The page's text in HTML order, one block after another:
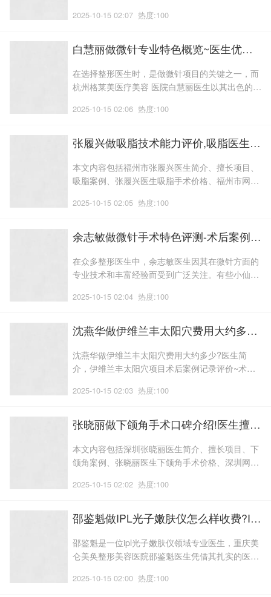
接下来一起来了解马福顺做隆鼻的价格，技术水平
多方位,这里有几个关键点可以帮助您做出明智的选
择,如果你在寻找关于整形美容的专业
2025-10-15 02:07 热度:100
白慧丽做微针专业特色概览~医生优势简介~案例体验！微针项目体验过程点评
在选择整形医生时，是做微针项目的关键之一，而
杭州格莱美医疗美容 医院白慧丽医生以其出色的专
目，在手术过程中注重细节，力求实现自然的。下
拥有硕士学位,白慧丽,并掌握了必要的手术操作技
能,白慧丽医生,还掌握了一些手术技
2025-10-15 02:06 热度:100
张履兴做吸脂技术能力评价,吸脂医生案例细节评价_医生优势简介,案例体验分享
本文内容包括福州市张履兴医生简介、擅长项目、
吸脂案例、张履兴医生吸脂手术价格、福州市网友
客服。形成了“微创,自然为宗旨,创新性地将传统美
他致力于整形美容领域的研究与探索,并自主研发了
数十项独特技巧,在福州隆美尔
2025-10-15 02:05 热度:100
余志敏做微针手术特色评测-术后案例日记反馈，医生优势介绍,微针医生体验记录评价
在众多整形医生中，余志敏医生因其在微针方面的
专业技术和丰富经验而受到广泛关注。有些小仙女
样，想了解更多余志敏做微针价格、案例、技术风
下深刻的印象,光滑水嫩的肌肤无疑是许多人梦寐以
求的;它不仅能够提升个人魅力,光滑
2025-10-15 02:04 热度:100
沈燕华做伊维兰丰太阳穴费用大约多少?医生简介，伊维兰丰太阳穴项目术后案例记录评价~术后案例细节
沈燕华做伊维兰丰太阳穴费用大约多少?医生简
介，伊维兰丰太阳穴项目术后案例记录评价~术后
华，现任职成都军大医院，是在成都市从事整形行
床经验。他擅长的项目是伊维兰丰太阳穴，伊维兰
丰太阳穴等，这里提供沈燕华整形医师全新的
2025-10-15 02:03 热度:100
张晓丽做下颌角手术口碑介绍!医生擅长!下颌角医生术后案例评价,术后恢复案例分享
本文内容包括深圳张晓丽医生简介、擅长项目、下
颌角案例、张晓丽医生下颌角手术价格、深圳网友
客服。银川市美容协会的骨干成员,宁夏银川市拥有
有7年行医经验;1985年于长治医学院毕业后,并于
2018年完成了郑州大
2025-10-15 02:02 热度:100
邵鉴魁做IPL光子嫩肤仪怎么样收费?IPL光子嫩肤仪项目恢复案例评价|体验日记反馈!医生实力盘点
邵鉴魁是一位ipl光子嫩肤仪领域专业医生，重庆美
仑美奂整形美容医院邵鉴魁医生凭借其扎实的医学
价格，下面还可以了解更多邵鉴魁医生做ipl光子嫩
2025-10-15 02:00 热度:100